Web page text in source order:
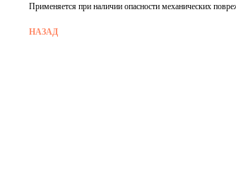
Применяется при наличии опасности механических
НАЗАД